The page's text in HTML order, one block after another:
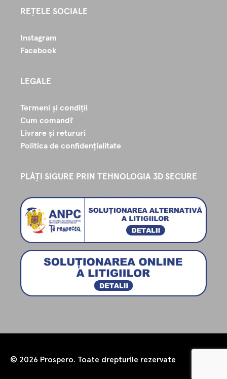
REȚELE SOCIALE
Instagram
Facebook
LEGALE
Termeni și condiții
Cum comand?
Livrare și retururi
Politica de confidențialitate
PLĂȚI SIGURE PRIN TEHNOLOGIA 3D SECURE
© 2026 Prospero. Toate drepturile rezervate